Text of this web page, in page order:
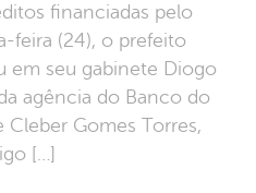
financiadas pelo
feira (24), o prefeito
em seu gabinete Diogo
agência do Banco do
Cleber Gomes Torres,
[…]